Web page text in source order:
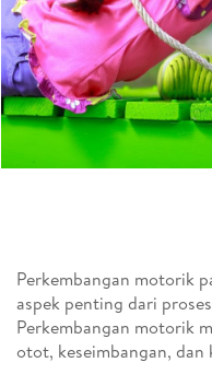
Perkembangan motorik
aspek penting dari
Perkembangan motorik
otot, keseimbangan, dan